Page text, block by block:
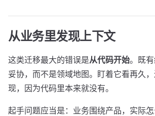
从业务里发现上下文
这类迁移最大的错误是从代码开始。既
妥协，而不是领域地图。盯着它看再久
现，因为代码里本来就没有。
起手问题应当是：业务围绕产品，实际